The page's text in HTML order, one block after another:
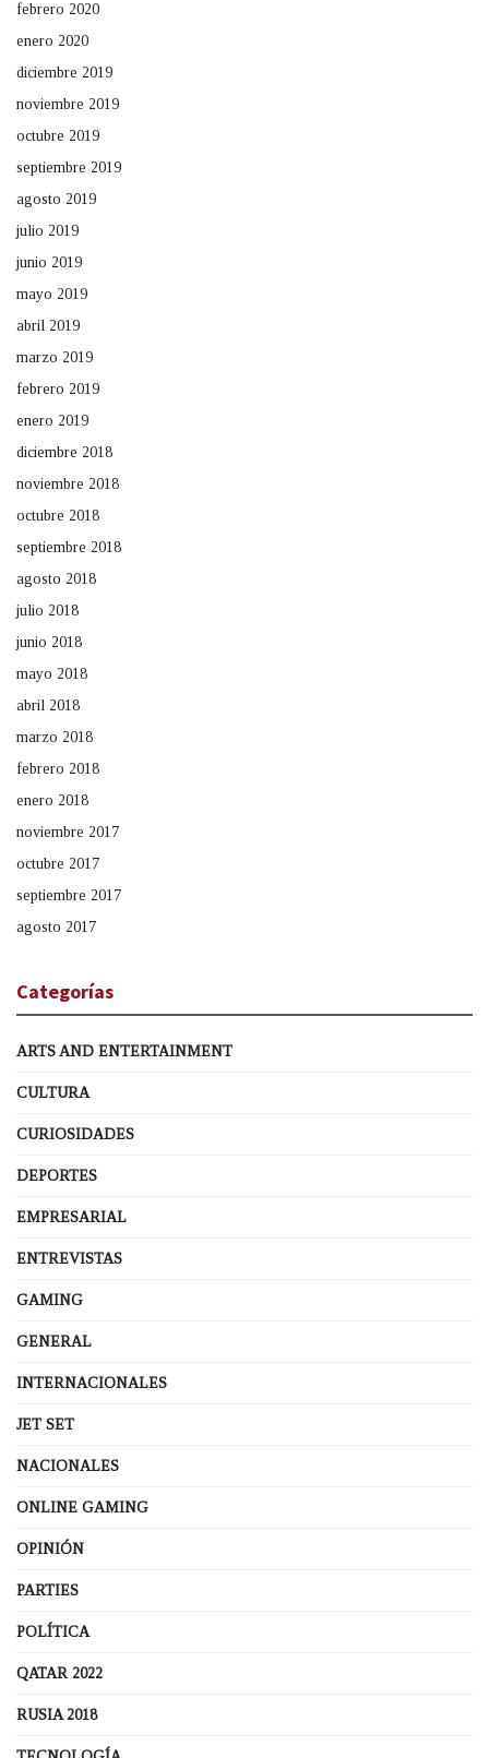
febrero 2020
enero 2020
diciembre 2019
noviembre 2019
octubre 2019
septiembre 2019
agosto 2019
julio 2019
junio 2019
mayo 2019
abril 2019
marzo 2019
febrero 2019
enero 2019
diciembre 2018
noviembre 2018
octubre 2018
septiembre 2018
agosto 2018
julio 2018
junio 2018
mayo 2018
abril 2018
marzo 2018
febrero 2018
enero 2018
noviembre 2017
octubre 2017
septiembre 2017
agosto 2017
Categorías
ARTS AND ENTERTAINMENT
CULTURA
CURIOSIDADES
DEPORTES
EMPRESARIAL
ENTREVISTAS
GAMING
GENERAL
INTERNACIONALES
JET SET
NACIONALES
ONLINE GAMING
OPINIÓN
PARTIES
POLÍTICA
QATAR 2022
RUSIA 2018